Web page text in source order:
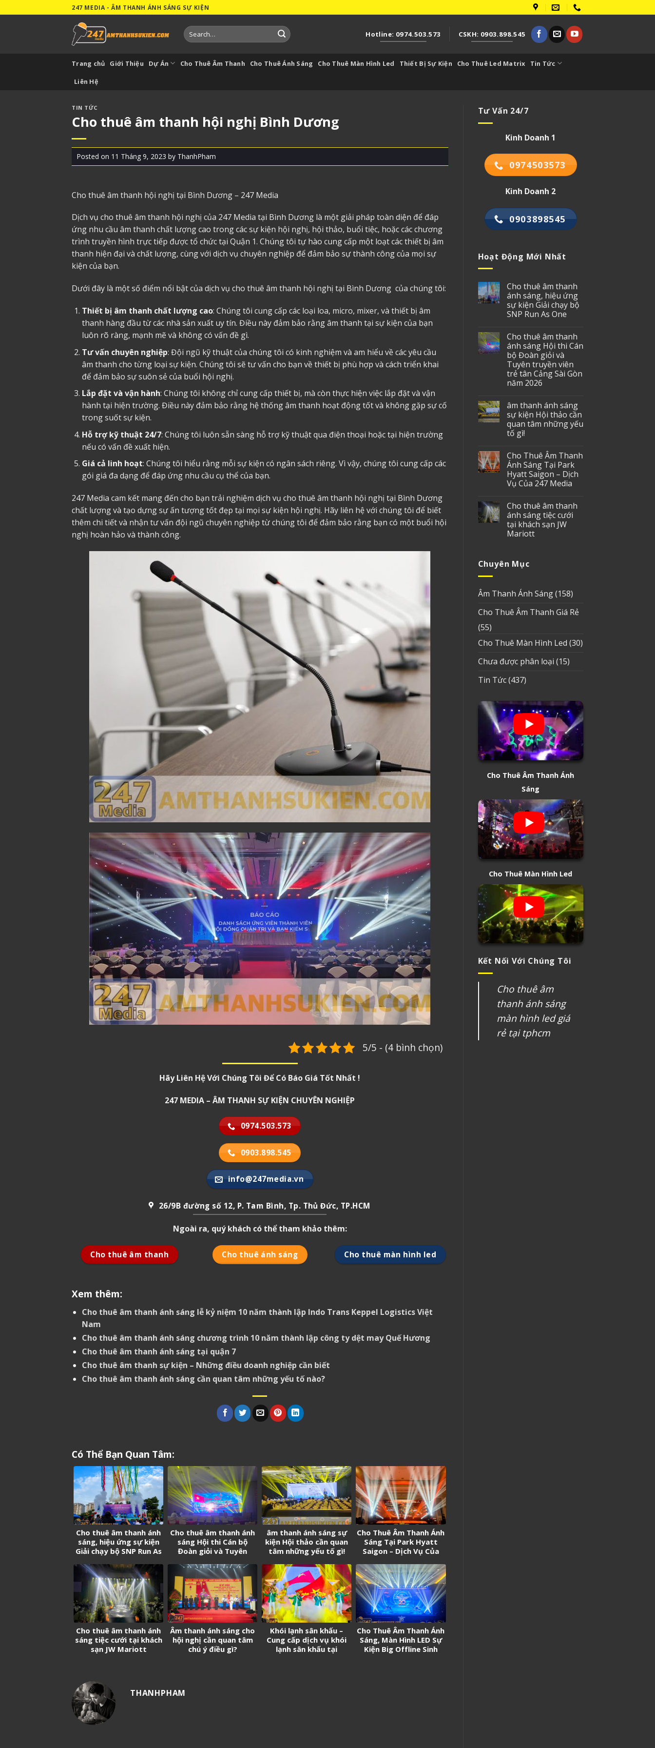
to
247 MEDIA - ÂM THANH ÁNH SÁNG SỰ KIỆN
Search
for:
Hotline: 0974.503.573 CSKH: 0903.898.545
Trang chủ Giới Thiệu Dự Án Cho Thuê Âm Thanh Cho Thuê Ánh Sáng Cho Thuê Màn Hình Led Thiết Bị Sự Kiện Cho Thuê Led Matrix Tin Tức
Liên Hệ
TIN TỨC
Cho thuê âm thanh hội nghị Bình Dương
Posted on 11 Tháng 9, 2023 by ThanhPham
Cho thuê âm thanh hội nghị tại Bình Dương – 247 Media
Dịch vụ cho thuê âm thanh hội nghị của 247 Media tại Bình Dương là một giải pháp toàn diện để đáp
ứng nhu cầu âm thanh chất lượng cao trong các sự kiện hội nghị, hội thảo, buổi tiệc, hoặc các chương
trình truyền hình trực tiếp được tổ chức tại Quận 1. Chúng tôi tự hào cung cấp một loạt các thiết bị âm
thanh hiện đại và chất lượng, cùng với dịch vụ chuyên nghiệp để đảm bảo sự thành công của mọi sự
kiện của bạn.
Dưới đây là một số điểm nổi bật của dịch vụ cho thuê âm thanh hội nghị tại Bình Dương của chúng tôi:
Thiết bị âm thanh chất lượng cao: Chúng tôi cung cấp các loại loa, micro, mixer, và thiết bị âm
thanh hàng đầu từ các nhà sản xuất uy tín. Điều này đảm bảo rằng âm thanh tại sự kiện của bạn
luôn rõ ràng, mạnh mẽ và không có vấn đề gì.
Tư vấn chuyên nghiệp: Đội ngũ kỹ thuật của chúng tôi có kinh nghiệm và am hiểu về các yêu cầu
âm thanh cho từng loại sự kiện. Chúng tôi sẽ tư vấn cho bạn về thiết bị phù hợp và cách triển khai
để đảm bảo sự suôn sẻ của buổi hội nghị.
Lắp đặt và vận hành: Chúng tôi không chỉ cung cấp thiết bị, mà còn thực hiện việc lắp đặt và vận
hành tại hiện trường. Điều này đảm bảo rằng hệ thống âm thanh hoạt động tốt và không gặp sự cố
trong suốt sự kiện.
Hỗ trợ kỹ thuật 24/7: Chúng tôi luôn sẵn sàng hỗ trợ kỹ thuật qua điện thoại hoặc tại hiện trường
nếu có vấn đề xuất hiện.
Giá cả linh hoạt: Chúng tôi hiểu rằng mỗi sự kiện có ngân sách riêng. Vì vậy, chúng tôi cung cấp các
gói giá đa dạng để đáp ứng nhu cầu cụ thể của bạn.
247 Media cam kết mang đến cho bạn trải nghiệm dịch vụ cho thuê âm thanh hội nghị tại Bình Dương
chất lượng và tạo dựng sự ấn tượng tốt đẹp tại mọi sự kiện hội nghị. Hãy liên hệ với chúng tôi để biết
thêm chi tiết và nhận tư vấn đội ngũ chuyên nghiệp từ chúng tôi để đảm bảo rằng bạn có một buổi hội
nghị hoàn hảo và thành công.
5/5 - (4 bình chọn)
Hãy Liên Hệ Với Chúng Tôi Để Có Báo Giá Tốt Nhất !
247 MEDIA – ÂM THANH SỰ KIỆN CHUYÊN NGHIỆP
0974.503.573
0903.898.545
info@247media.vn
26/9B đường số 12, P. Tam Bình, Tp. Thủ Đức, TP.HCM
Ngoài ra, quý khách có thể tham khảo thêm:
Cho thuê âm thanh Cho thuê ánh sáng Cho thuê màn hình led
Xem thêm:
Cho thuê âm thanh ánh sáng lễ kỷ niệm 10 năm thành lập Indo Trans Keppel Logistics Việt
Nam
Cho thuê âm thanh ánh sáng chương trình 10 năm thành lập công ty dệt may Quế Hương
Cho thuê âm thanh ánh sáng tại quận 7
Cho thuê âm thanh sự kiện – Những điều doanh nghiệp cần biết
Cho thuê âm thanh ánh sáng cần quan tâm những yếu tố nào?
Có Thể Bạn Quan Tâm:
Cho thuê âm thanh ánh
sáng, hiệu ứng sự kiện
Giải chạy bộ SNP Run As
Cho thuê âm thanh ánh
sáng Hội thi Cán bộ
Đoàn giỏi và Tuyên
Cảng Sài Gòn năm 2026
âm thanh ánh sáng sự
kiện Hội thảo cần quan
tâm những yếu tố gì!
Cho Thuê Âm Thanh Ánh
Sáng Tại Park Hyatt
Saigon – Dịch Vụ Của
Cho thuê âm thanh ánh
sáng tiệc cưới tại khách
sạn JW Mariott
Âm thanh ánh sáng cho
hội nghị cần quan tâm
chú ý điều gì?
Khói lạnh sân khấu –
Cung cấp dịch vụ khói
lạnh sân khấu tại
Cho Thuê Âm Thanh Ánh
Sáng, Màn Hình LED Sự
Kiện Big Offline Sinh
THANHPHAM
Tư Vấn 24/7
Kinh Doanh 1
0974503573
Kinh Doanh 2
0903898545
Hoạt Động Mới Nhất
Cho thuê âm thanh
ánh sáng, hiệu ứng
sự kiện Giải chạy bộ
SNP Run As One
Cho thuê âm thanh
ánh sáng Hội thi Cán
bộ Đoàn giỏi và
Tuyên truyền viên
trẻ tân Cảng Sài Gòn
năm 2026
âm thanh ánh sáng
sự kiện Hội thảo cần
quan tâm những yếu
tố gì!
Cho Thuê Âm Thanh
Ánh Sáng Tại Park
Hyatt Saigon – Dịch
Vụ Của 247 Media
Cho thuê âm thanh
ánh sáng tiệc cưới
tại khách sạn JW
Mariott
Chuyên Mục
Âm Thanh Ánh Sáng(158)
Cho Thuê Âm Thanh Giá Rẻ
(55)
Cho Thuê Màn Hình Led (30)
Chưa được phân loại (15)
Tin Tức(437)
Cho Thuê Âm Thanh Ánh
Sáng
Cho Thuê Màn Hình Led
Kết Nối Với Chúng Tôi
Cho thuê âm
thanh ánh sáng
màn hình led giá
rẻ tại tphcm